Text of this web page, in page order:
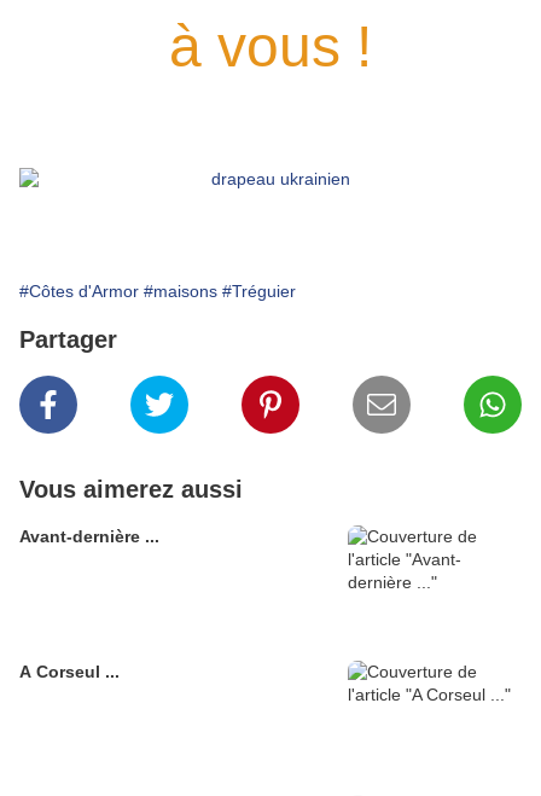
à vous !
#Côtes d'Armor #maisons #Tréguier
Partager
Vous aimerez aussi
Avant-dernière ...
A Corseul ...